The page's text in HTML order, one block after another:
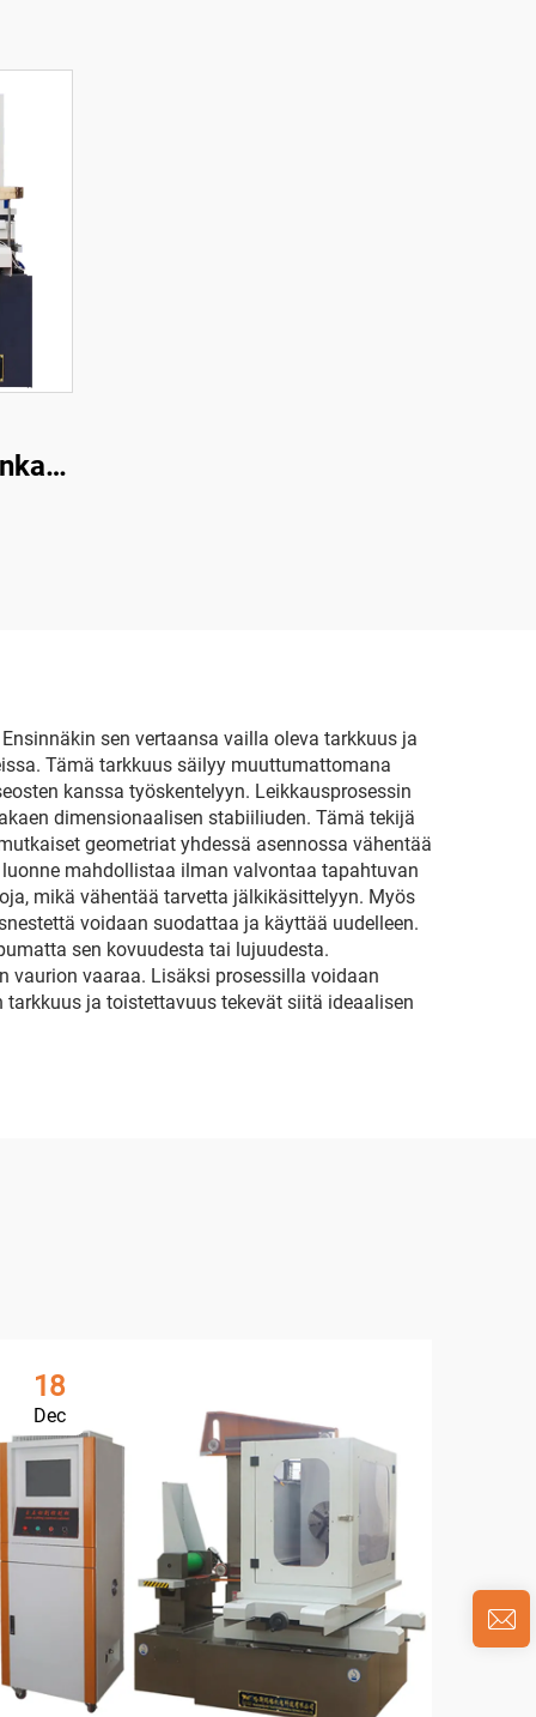
sen vertaansa vailla oleva tarkkuus ja
Tämä tarkkuus säilyy muuttumattomana
kanssa työskentelyyn. Leikkausprosessin
dimensionaalisen stabiiliuden. Tämä tekijä
geometriat yhdessä asennossa vähentää
mahdollistaa ilman valvontaa tapahtuvan
mikä vähentää tarvetta jälkikäsittelyyn. Myös
voidaan suodattaa ja käyttää uudelleen.
sen kovuudesta tai lujuudesta.
vaurion vaaraa. Lisäksi prosessilla voidaan
ja toistettavuus tekevät siitä ideaalisen
18
Dec